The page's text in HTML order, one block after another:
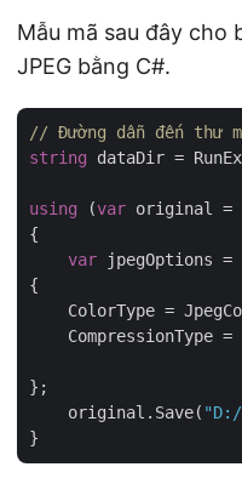
Mẫu mã sau đây cho
JPEG bằng C#.
// Đường dẫn đến thư
string dataDir =
using (var original =
{
var jpegOptions =
{
ColorType =
CompressionType =
};
    original.Save(